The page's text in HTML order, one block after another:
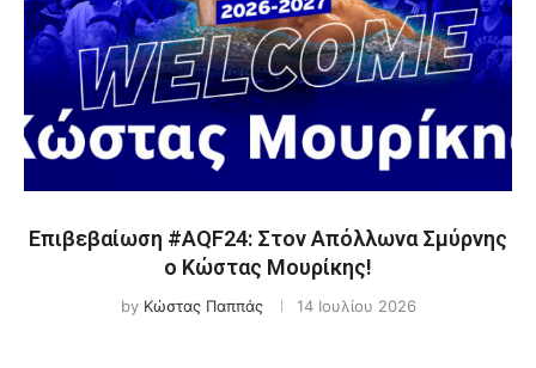
Επιβεβαίωση #AQF24: Στον Απόλλωνα Σμύρνης
ο Κώστας Μουρίκης!
by Κώστας Παππάς 14 Ιουλίου 2026